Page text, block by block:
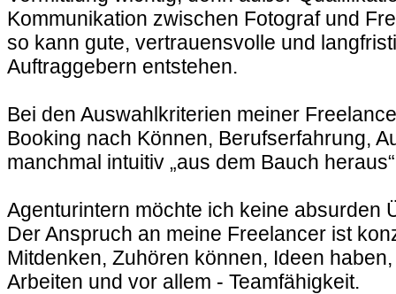
Kommunikation zwischen Fotograf und
so kann gute, vertrauensvolle und
Auftraggebern entstehen.
Bei den Auswahlkriterien meiner
Booking nach Können, Berufserfahrung,
manchmal intuitiv „aus dem Bauch
Agenturintern möchte ich keine absurden
Der Anspruch an meine Freelancer ist
Mitdenken, Zuhören können, Ideen
Arbeiten und vor allem - Teamfähigkeit.